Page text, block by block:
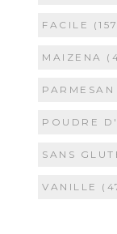
FACILE
MAIZENA
PARMESAN
POUDRE
SANS
VANILLE